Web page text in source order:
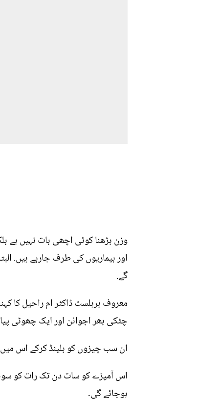
وزن بڑھنا کوئی اچھی بات نہیں ہے
گے.
معروف ہربلسٹ ڈاکٹر ام راحیل کا
چٹکی بھر اجوائن اور ایک چھوٹی
ان سب چیزوں کو بلینڈ کرکے اس میں
اس آمیزے کو سات دن تک رات کو
ہوجائے گی۔